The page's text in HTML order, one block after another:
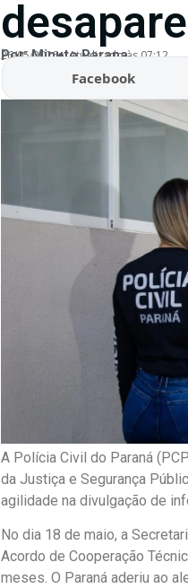
Por:Minuto Parana
26/05/2026 Atualizado às 07:12
Facebook
A Polícia Civil do Paraná
da Justiça e Segurança
agilidade na divulgação de
No dia 18 de maio, a
Acordo de Cooperação
meses. O Paraná aderiu ao